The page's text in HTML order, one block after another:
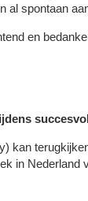
spontaan
en
kan
in